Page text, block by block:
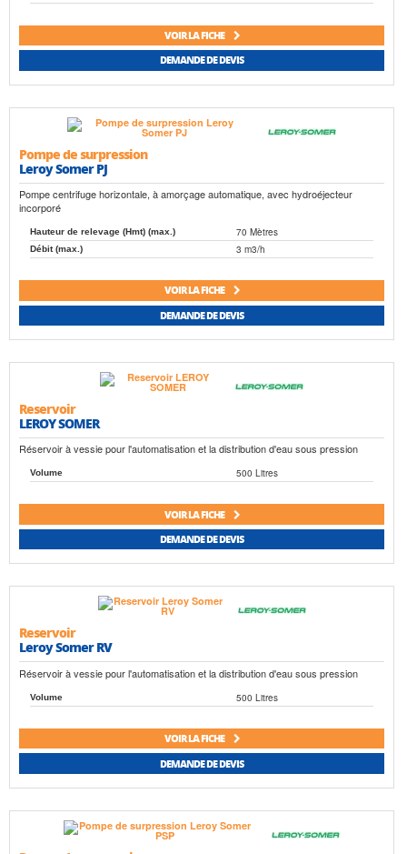
VOIR LA FICHE
DEMANDE DE DEVIS
Pompe de surpression
Leroy Somer PJ
Pompe centrifuge horizontale, à amorçage automatique, avec hydroéjecteur
incorporé
Hauteur de relevage (Hmt) (max.) 70 Mètres
Débit (max.) 3 m3/h
VOIR LA FICHE
DEMANDE DE DEVIS
Reservoir
LEROY SOMER
Réservoir à vessie pour l'automatisation et la distribution d'eau sous pression
Volume 500 Litres
VOIR LA FICHE
DEMANDE DE DEVIS
Reservoir
Leroy Somer RV
Réservoir à vessie pour l'automatisation et la distribution d'eau sous pression
Volume 500 Litres
VOIR LA FICHE
DEMANDE DE DEVIS